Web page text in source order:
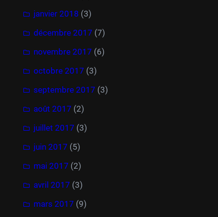
janvier 2018 (3)
décembre 2017 (7)
novembre 2017 (6)
octobre 2017 (3)
septembre 2017 (3)
août 2017 (2)
juillet 2017 (3)
juin 2017 (5)
mai 2017 (2)
avril 2017 (3)
mars 2017 (9)